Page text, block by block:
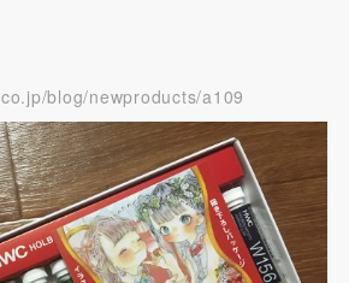
blog/newproducts/a109